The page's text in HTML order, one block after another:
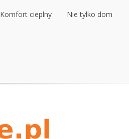
Komfort cieplny Nie tylko dom